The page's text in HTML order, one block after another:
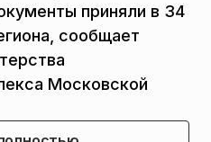
приняли в 34
сообщает
Московской